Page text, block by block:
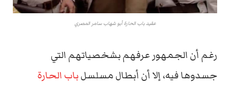
عقيد باب الحارة أبو شهاب سامر المصري
رغم أن الجمهور عرفهم بشخصياتهم التي
جسدوها فيه، إلا أن أبطال مسلسلباب الحارة